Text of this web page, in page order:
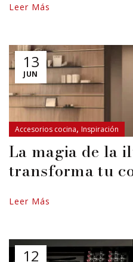
Leer Más
13
JUN
Accesorios cocina, Inspiración
La magia de la
transforma tu
Leer Más
12